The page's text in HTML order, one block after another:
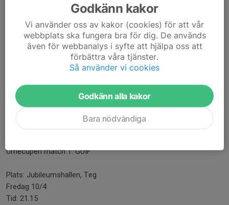
Utespelare: sigge, melvin, Albin, elliot, tim, noah, felix, adam, isak,
emil, liam
Målvakter: victor, valle
Umecupen match 3: Timrå
Läs mer
Umecupen match 1
Umecupen match 1: GUIF
Plats: Jubileumshallen, Teg
Fredag 10/4
Tid: 21.15
Godkänn kakor
Vi använder oss av kakor (cookies) för att vår
webbplats ska fungera bra för dig. De används
även för webbanalys i syfte att hjälpa oss att
förbättra våra tjänster.
Så använder vi cookies
Godkänn alla kakor
Bara nödvändiga